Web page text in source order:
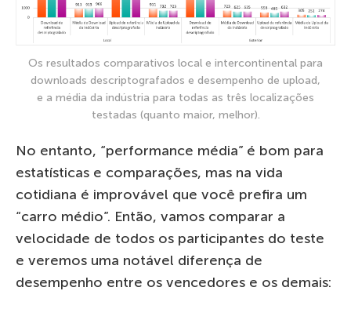
Os resultados comparativos local e intercontinental para
downloads descriptografados e desempenho de upload,
e a média da indústria para todas as três localizações
testadas (quanto maior, melhor).
No entanto, “performance média” é bom para
estatísticas e comparações, mas na vida
cotidiana é improvável que você prefira um
“carro médio”. Então, vamos comparar a
velocidade de todos os participantes do teste
e veremos uma notável diferença de
desempenho entre os vencedores e os demais: